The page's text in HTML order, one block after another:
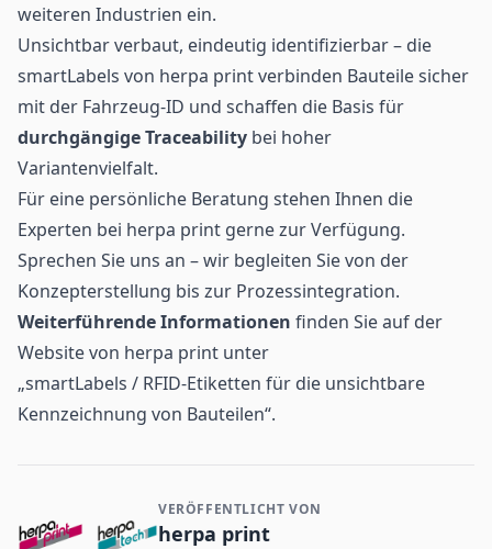
weiteren Industrien ein.
Unsichtbar verbaut, eindeutig identifizierbar – die
smartLabels von herpa print verbinden Bauteile sicher
mit der Fahrzeug-ID und schaffen die Basis für
durchgängige Traceability bei hoher
Variantenvielfalt.
Für eine persönliche Beratung stehen Ihnen die
Experten bei herpa print gerne zur Verfügung.
Sprechen Sie uns an – wir begleiten Sie von der
Konzepterstellung bis zur Prozessintegration.
Weiterführende Informationen finden Sie auf der
Website von herpa print unter
„smartLabels / RFID-Etiketten für die unsichtbare
Kennzeichnung von Bauteilen“.
Kontakt- und Firmeninformationen
VERÖFFENTLICHT VON
herpa print